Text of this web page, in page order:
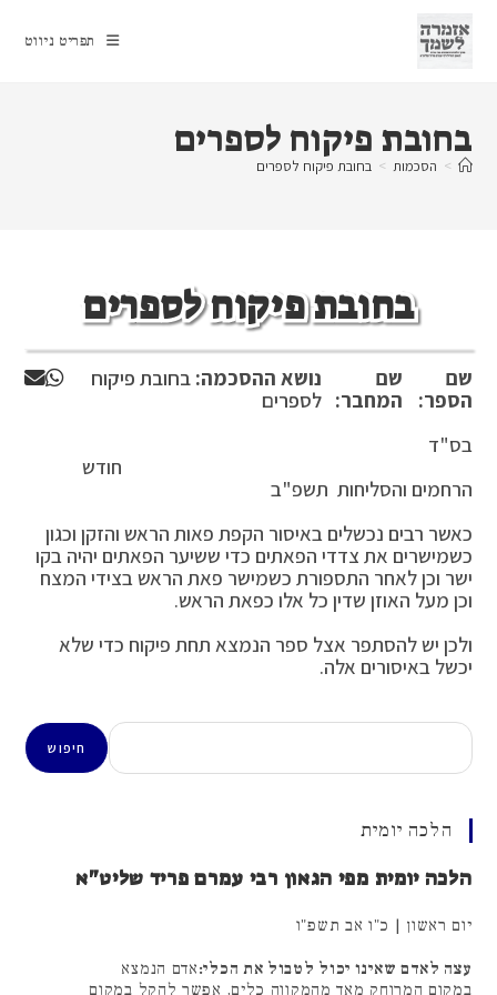
content
תפריט ניווט
בחובת פיקוח לספרים
> הסכמות > בחובת פיקוח לספרים
בחובת פיקוח לספרים
שם
הספר:
שם
המחבר:
נושא ההסכמה: בחובת פיקוח
לספרים
בס"ד
חודש
הרחמים והסליחות תשפ"ב
כאשר רבים נכשלים באיסור הקפת פאות הראש והזקן וכגון
כשמישרים את צדדי הפאתים כדי ששיער הפאתים יהיה בקו
ישר וכן לאחר התספורת כשמישר פאת הראש בצידי המצח
וכן מעל האוזן שדין כל אלו כפאת הראש.
ולכן יש להסתפר אצל ספר הנמצא תחת פיקוח כדי שלא
יכשל באיסורים אלה.
חיפוש
חיפוש
הלכה יומית
הלכה יומית מפי הגאון רבי עמרם פריד שליט"א
יום ראשון | כ"ו אב תשפ"ו
עצה לאדם שאינו יכול לטבול את הכלי:אדם הנמצא
במקום המרוחק מאד מהמקווה כלים, אפשר להקל במקום